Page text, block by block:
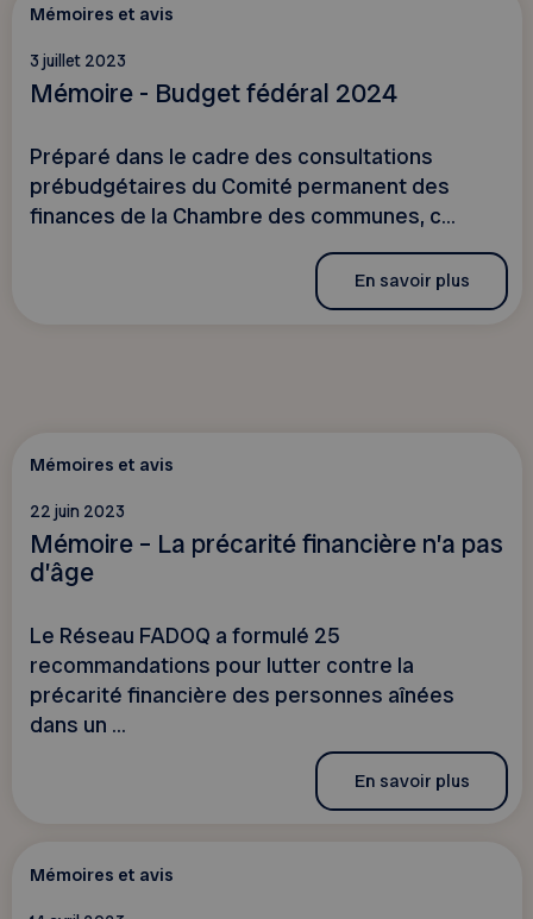
Mémoires et avis
3 juillet 2023
Mémoire - Budget fédéral 2024
Préparé dans le cadre des consultations
prébudgétaires du Comité permanent des
finances de la Chambre des communes, c...
En savoir plus
Mémoires et avis
22 juin 2023
Mémoire – La précarité financière n’a pas
d’âge
Le Réseau FADOQ a formulé 25
recommandations pour lutter contre la
précarité financière des personnes aînées
dans un ...
En savoir plus
Mémoires et avis